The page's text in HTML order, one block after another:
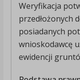
Weryfikacja
przedłożonych
posiadanych
wnioskodawcę
ewidencji